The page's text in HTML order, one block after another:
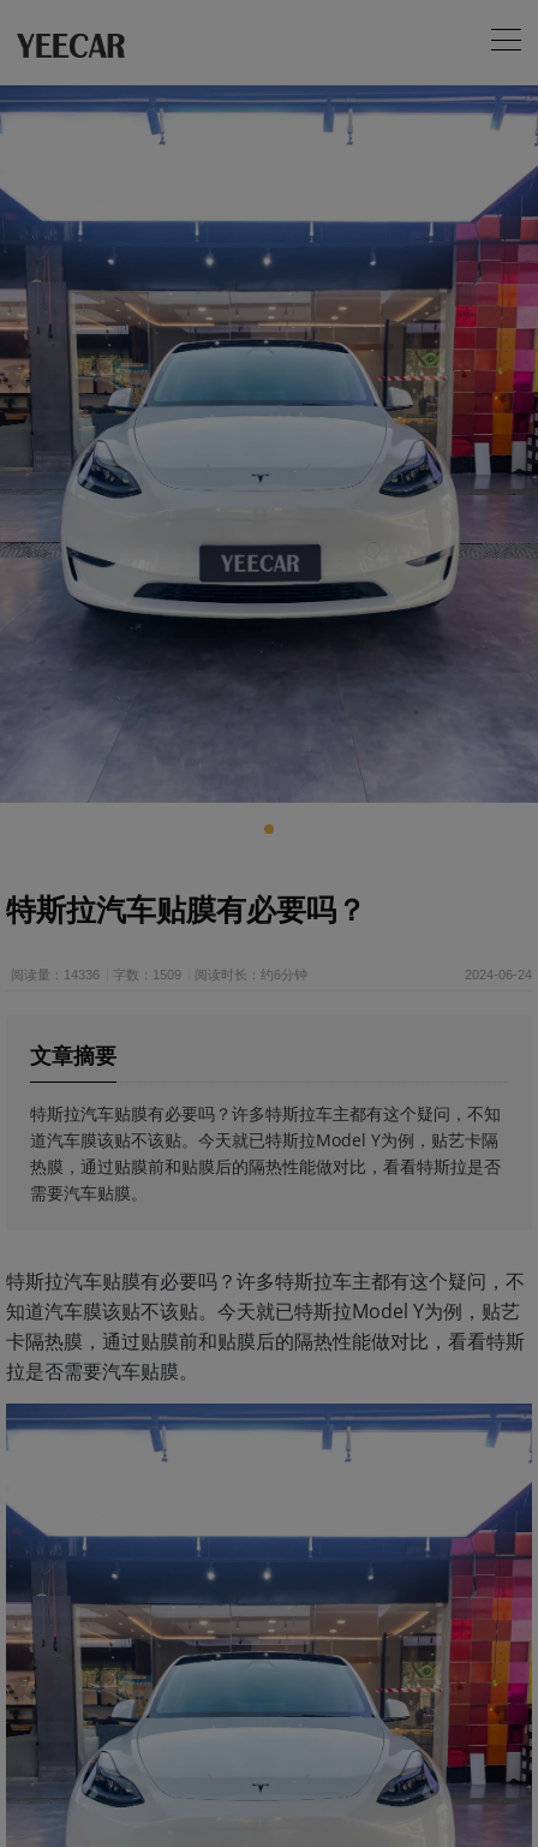
特斯拉汽车贴膜有必要吗？
阅读量：14336 字数：1509 阅读时长：约6分钟 2024-06-24
文章摘要
特斯拉汽车贴膜有必要吗？许多特斯拉车主都有这个疑问，不知
道汽车膜该贴不该贴。今天就已特斯拉Model Y为例，贴艺卡隔
热膜，通过贴膜前和贴膜后的隔热性能做对比，看看特斯拉是否
需要汽车贴膜。
特斯拉汽车贴膜有必要吗？许多特斯拉车主都有这个疑问，不
知道汽车膜该贴不该贴。今天就已特斯拉Model Y为例，贴艺
卡隔热膜，通过贴膜前和贴膜后的隔热性能做对比，看看特斯
拉是否需要汽车贴膜。